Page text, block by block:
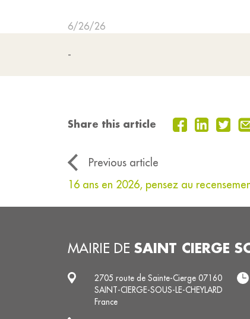
6/26/26
-
Share this article
Previous article
16 ans en 2026, pensez au
MAIRIE DE SAINT CIERGE
2705 route de Sainte-Cierge 07160
SAINT-CIERGE-SOUS-LE-CHEYLARD
France